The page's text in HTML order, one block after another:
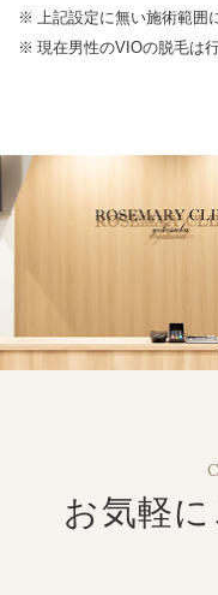
上記設定に無い施術範囲
現在男性のVIOの脱毛は
お気軽